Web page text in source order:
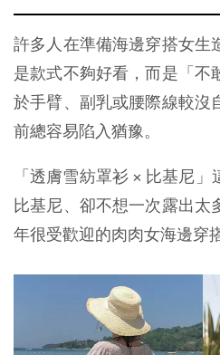
許多人在準備海邊穿搭女生
是款式不夠好看，而是「不
於手臂、副乳或腰際線較沒
前總容易陷入猶豫。
「透膚雪紡罩衫 × 比基尼
比基尼、卻不想一次露出太
年很受歡迎的肉肉女海邊穿